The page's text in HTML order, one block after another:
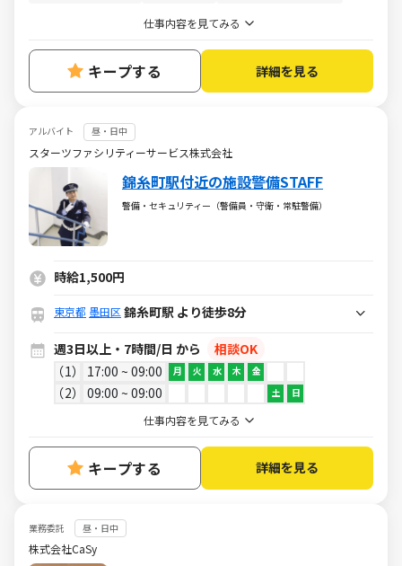
仕事内容を見てみる
キープする 詳細を見る
アルバイト 昼・日中
スターツファシリティーサービス株式会社
錦糸町駅付近の施設警備STAFF
警備・セキュリティー（警備員・守衛・常駐警備）
時給1,500円
東京都 墨田区 錦糸町駅 より徒歩8分
週3日以上・7時間/日 から
相談OK
1
17:00 ~ 09:00 月 火 水 木 金
2 09:00 ~ 09:00 土 日
仕事内容を見てみる
キープする 詳細を見る
業務委託 昼・日中
株式会社CaSy